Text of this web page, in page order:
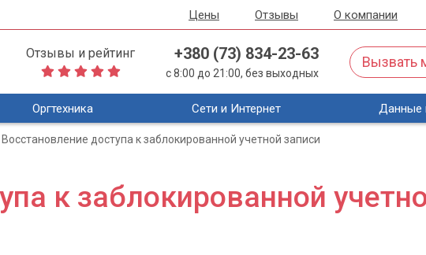
Цены Отзывы О компании
Отзывы и рейтинг +380 (73) 834-23-63
с 8:00 до 21:00, без выходных
Вызвать
Оргтехника Сети и Интернет Данные
Восстановление доступа к заблокированной учетной записи
к заблокированной